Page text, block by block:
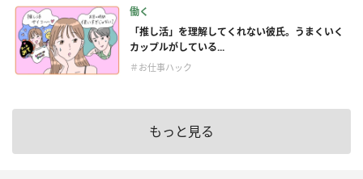
働く
「推し活」を理解してくれない彼氏。うまくいく
カップルがしている...
＃お仕事ハック
もっと見る